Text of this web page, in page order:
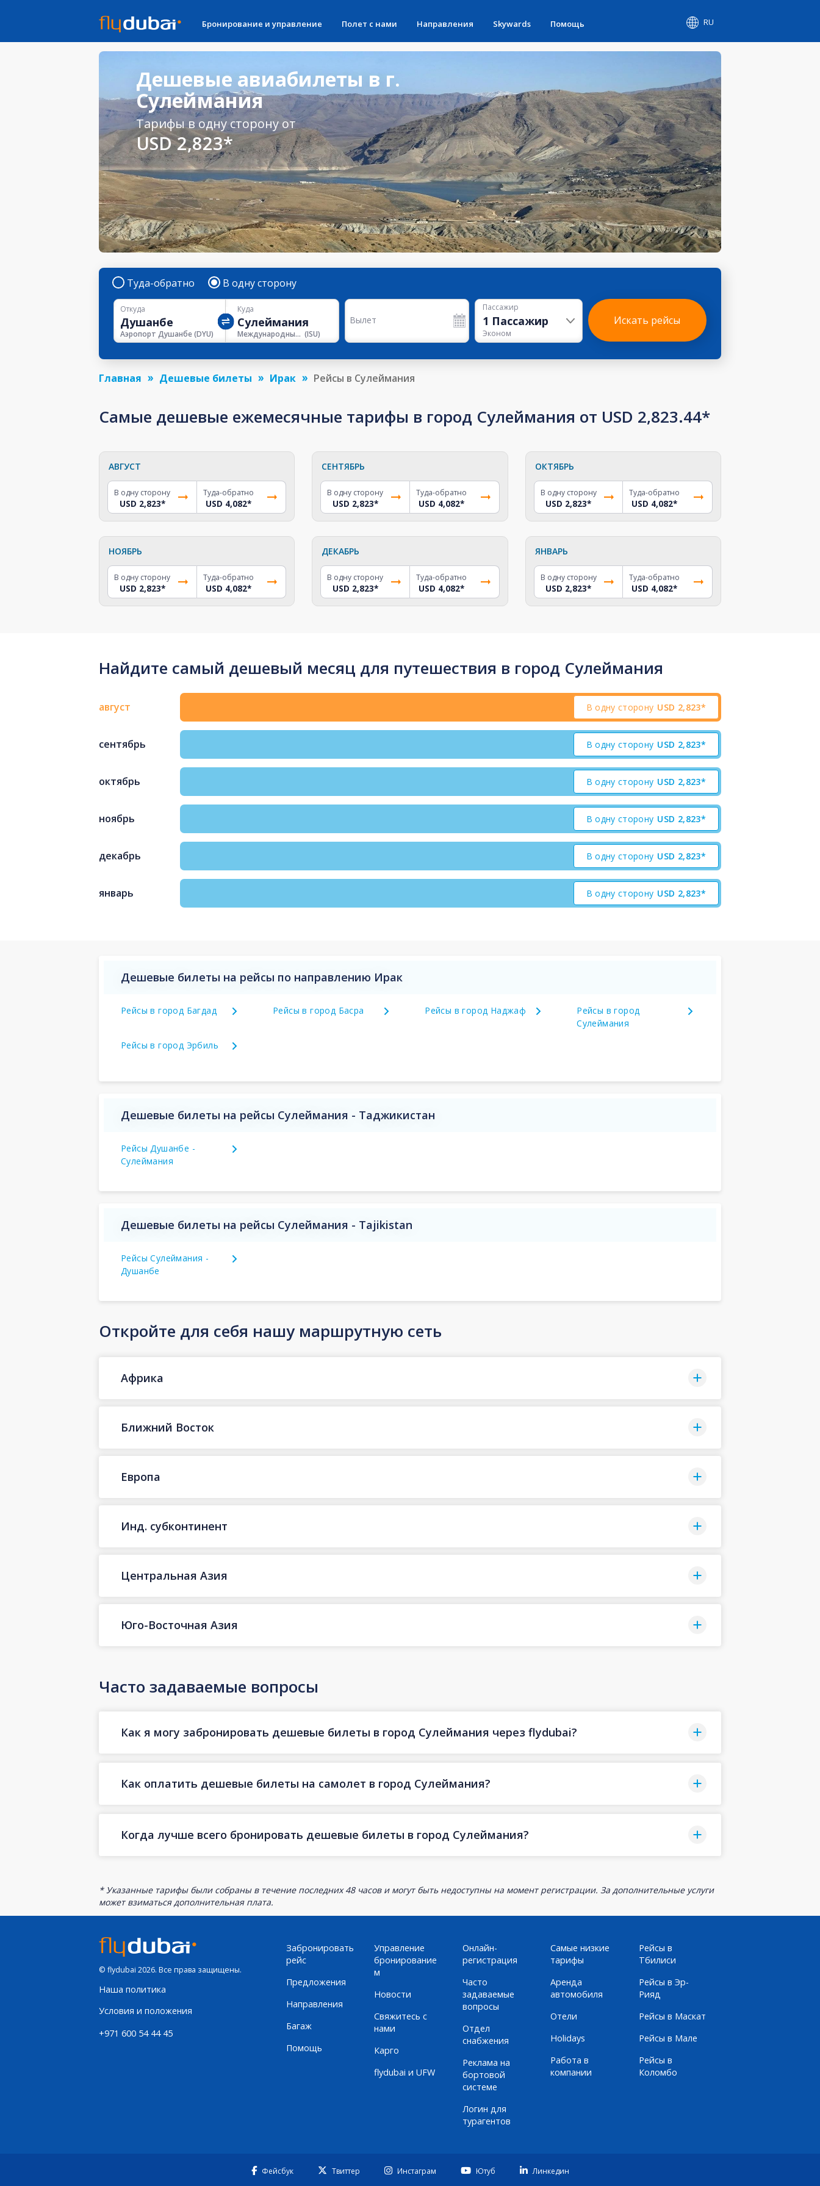
Бронирование и управление Полет с нами Направления Skywards Помощь RU
Дешевые авиабилеты в г.
Сулеймания
Тарифы в одну сторону от
USD 2,823*
Туда-обратно В одну сторону
Откуда
Аэропорт Душанбе(DYU)
Куда
Международный аэропорт Джалала Талабани (ISU)
Вылет
Пассажир
1 Пассажир
Эконом
Искать рейсы
Главная Дешевые билеты Ирак Рейсы в Сулеймания
Самые дешевые ежемесячные тарифы в город Сулеймания от USD 2,823.44*
АВГУСТ
В одну сторону
USD 2,823*
Туда-обратно
USD 4,082*
СЕНТЯБРЬ
В одну сторону
USD 2,823*
Туда-обратно
USD 4,082*
ОКТЯБРЬ
В одну сторону
USD 2,823*
Туда-обратно
USD 4,082*
НОЯБРЬ
В одну сторону
USD 2,823*
Туда-обратно
USD 4,082*
ДЕКАБРЬ
В одну сторону
USD 2,823*
Туда-обратно
USD 4,082*
ЯНВАРЬ
В одну сторону
USD 2,823*
Туда-обратно
USD 4,082*
Найдите самый дешевый месяц для путешествия в город Сулеймания
август В одну сторону USD 2,823*
сентябрь В одну сторону USD 2,823*
октябрь В одну сторону USD 2,823*
ноябрь В одну сторону USD 2,823*
декабрь В одну сторону USD 2,823*
январь В одну сторону USD 2,823*
Дешевые билеты на рейсы по направлению Ирак
Рейсы в город Багдад Рейсы в город Басра Рейсы в город Наджаф
Рейсы в город
Сулеймания
Рейсы в город Эрбиль
Дешевые билеты на рейсы Сулеймания - Таджикистан
Рейсы Душанбе -
Сулеймания
Дешевые билеты на рейсы Сулеймания - Tajikistan
Рейсы Сулеймания -
Душанбе
Откройте для себя нашу маршрутную сеть
Африка
Ближний Восток
Европа
Инд. субконтинент
Центральная Азия
Юго-Восточная Азия
Часто задаваемые вопросы
Как я могу забронировать дешевые билеты в город Сулеймания через flydubai?
Как оплатить дешевые билеты на самолет в город Сулеймания?
Когда лучше всего бронировать дешевые билеты в город Сулеймания?
* Указанные тарифы были собраны в течение последних 48 часов и могут быть недоступны на момент регистрации. За дополнительные услуги
может взиматься дополнительная плата.
© flydubai 2026. Все права защищены.
Наша политика
Условия и положения
+971 600 54 44 45
Забронировать
рейс
Предложения
Направления
Багаж
Помощь
Управление
бронирование
м
Новости
Свяжитесь с
нами
Карго
flydubai и UFW
Онлайн-
регистрация
Часто
задаваемые
вопросы
Отдел
снабжения
Реклама на
бортовой
системе
Логин для
турагентов
Самые низкие
тарифы
Аренда
автомобиля
Отели
Holidays
Работа в
компании
Рейсы в
Тбилиси
Рейсы в Эр-
Рияд
Рейсы в Маскат
Рейсы в Мале
Рейсы в
Коломбо
Фейсбук Твиттер Инстаграм Ютуб Линкедин